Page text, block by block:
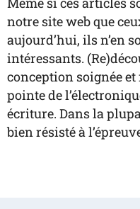
notre site web que
aujourd’hui, ils n’en
intéressants.
conception soignée
pointe de
écriture. Dans la
bien résisté à